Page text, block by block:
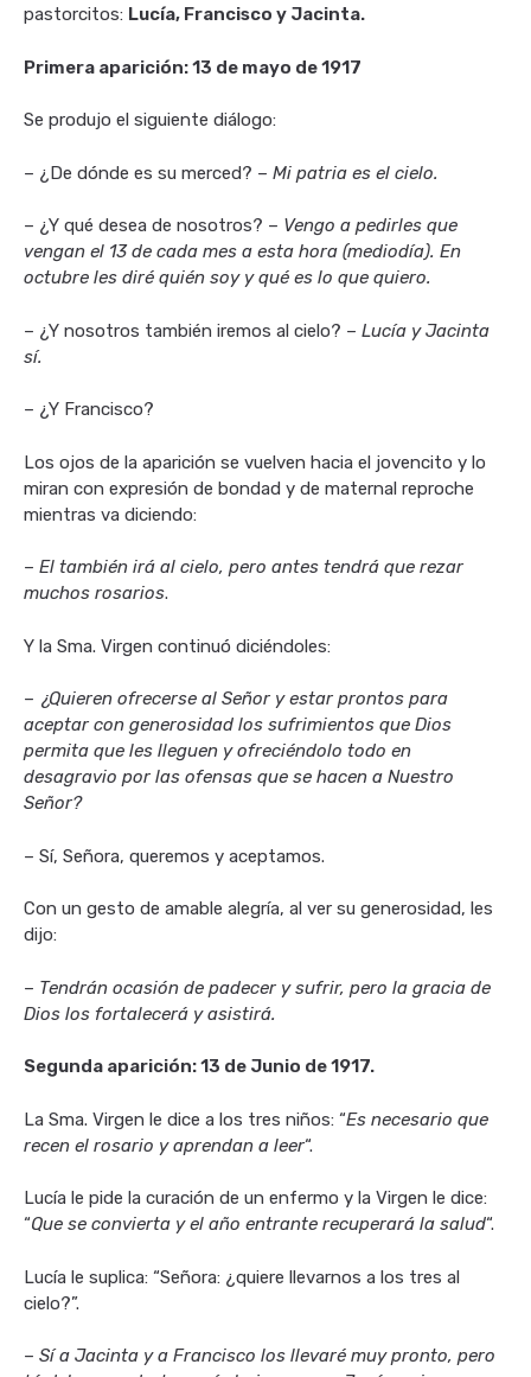
pastorcitos: Lucía, Francisco y Jacinta.
Primera aparición: 13 de mayo de 1917
Se produjo el siguiente diálogo:
– ¿De dónde es su merced? – Mi patria es el cielo.
– ¿Y qué desea de nosotros? – Vengo a pedirles que
vengan el 13 de cada mes a esta hora (mediodía). En
octubre les diré quién soy y qué es lo que quiero.
– ¿Y nosotros también iremos al cielo? – Lucía y Jacinta
sí.
– ¿Y Francisco?
Los ojos de la aparición se vuelven hacia el jovencito y lo
miran con expresión de bondad y de maternal reproche
mientras va diciendo:
– El también irá al cielo, pero antes tendrá que rezar
muchos rosarios.
Y la Sma. Virgen continuó diciéndoles:
– ¿Quieren ofrecerse al Señor y estar prontos para
aceptar con generosidad los sufrimientos que Dios
permita que les lleguen y ofreciéndolo todo en
desagravio por las ofensas que se hacen a Nuestro
Señor?
– Sí, Señora, queremos y aceptamos.
Con un gesto de amable alegría, al ver su generosidad, les
dijo:
– Tendrán ocasión de padecer y sufrir, pero la gracia de
Dios los fortalecerá y asistirá.
Segunda aparición: 13 de Junio de 1917.
La Sma. Virgen le dice a los tres niños: “Es necesario que
recen el rosario y aprendan a leer“.
Lucía le pide la curación de un enfermo y la Virgen le dice:
“Que se convierta y el año entrante recuperará la salud“.
Lucía le suplica: “Señora: ¿quiere llevarnos a los tres al
cielo?”.
– Sí a Jacinta y a Francisco los llevaré muy pronto, pero